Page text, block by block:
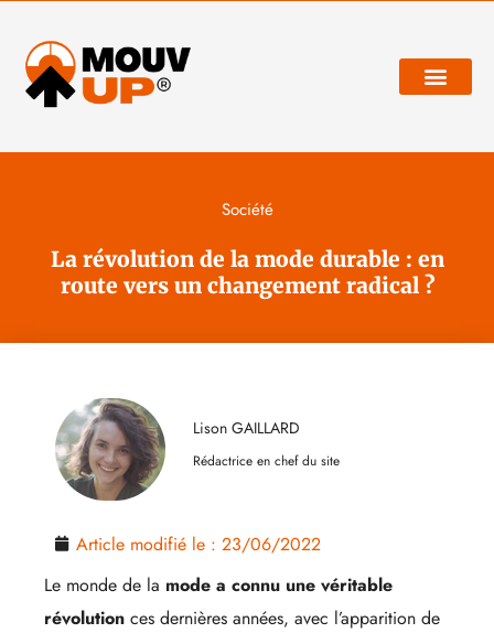
Société
La révolution de la mode durable : en
route vers un changement radical ?
Lison GAILLARD
Rédactrice en chef du site
Article modifié le : 23/06/2022
Le monde de la mode a connu une véritable
révolution ces dernières années, avec l’apparition de